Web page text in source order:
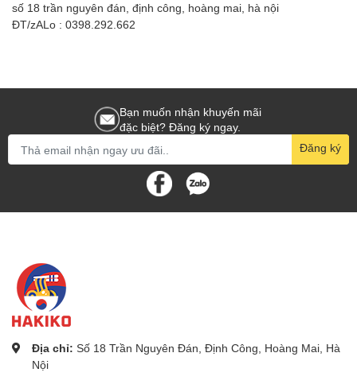
số 18 trần nguyên đán, định công, hoàng mai, hà nội
ĐT/zALo : 0398.292.662
Bạn muốn nhận khuyến mãi
đặc biệt? Đăng ký ngay.
Đăng ký
Địa chỉ: Số 18 Trần Nguyên Đán, Định Công, Hoàng Mai, Hà
Nội